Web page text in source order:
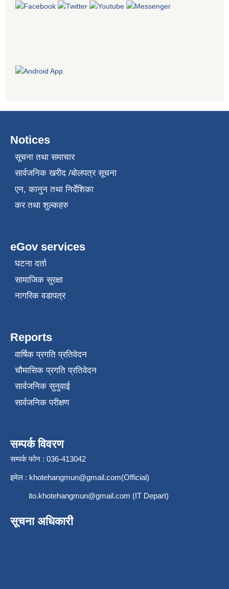
Notices
सूचना तथा समाचार
सार्वजनिक खरीद /बोलपत्र सूचना
एन, कानुन तथा निर्देशिका
कर तथा शुल्कहरु
eGov services
घटना दर्ता
सामाजिक सुरक्षा
नागरिक वडापत्र
Reports
वार्षिक प्रगति प्रतिवेदन
चौमासिक प्रगति प्रतिवेदन
सार्वजनिक सुनुवाई
सार्वजनिक परीक्षण
सम्पर्क विवरण
सम्पर्क फोन : 036-413042
इमेल : khotehangmun@gmail.com(Official)
ito.khotehangmun@gmail.com (IT Depart)
सूचना अधिकारी